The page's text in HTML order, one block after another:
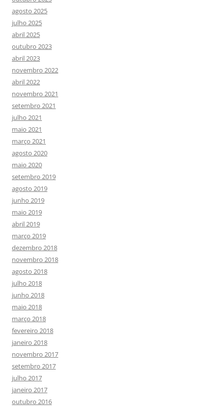
agosto 2025
julho 2025
abril 2025
outubro 2023
abril 2023
novembro 2022
abril 2022
novembro 2021
setembro 2021
julho 2021
maio 2021
março 2021
agosto 2020
maio 2020
setembro 2019
agosto 2019
junho 2019
maio 2019
abril 2019
março 2019
dezembro 2018
novembro 2018
agosto 2018
julho 2018
junho 2018
maio 2018
março 2018
fevereiro 2018
janeiro 2018
novembro 2017
setembro 2017
julho 2017
janeiro 2017
outubro 2016